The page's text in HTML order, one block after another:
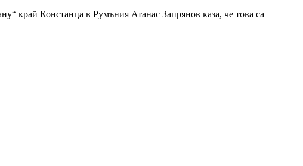
край Констанца в Румъния Атанас Запрянов каза, че това са